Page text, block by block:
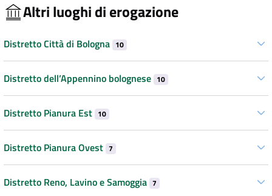
Altri luoghi di erogazione
Distretto Città di Bologna 10
Distretto dell’Appennino bolognese 10
Distretto Pianura Est 10
Distretto Pianura Ovest 7
Distretto Reno, Lavino e Samoggia 7